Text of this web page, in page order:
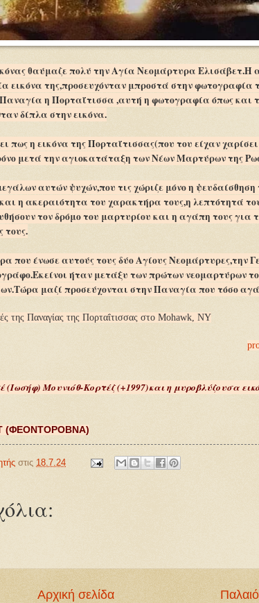
θαύμαζε πολύ την Αγία Νεομάρτυρα Ελισάβετ.Η
εικόνα της,προσευχόνταν μπροστά στην φωτογραφία
η Πορταΐτισσα ,αυτή η φωτογραφία όπως και
δίπλα στην εικόνα.
πως η εικόνα της Πορταΐτισσας(που του είχαν
μετά την αγιοκατάταξη των Νέων Μαρτύρων της
αυτών ψυχών,που τις χώριζε μόνο η ψευδαίσθηση
η ακεραιότητα του χαρακτήρα τους,η λεπτότητά
τον δρόμο του μαρτυρίου και η αγάπη τους για
τους.
ένωσε αυτούς τους δύο Αγίους Νεομάρτυρες,την
ήταν μετάξυ των πρώτων νεομαρτύρων
μαζί προσεύχονται στην Παναγία που τόσο
της Παναγίας της Πορταΐτισσας στο Mohawk, NY
Μουνιόθ-Κορτέζ (+1997)και η μυροβλύζουσα
(ΦΕΟΝΤΟΡΟΒΝΑ)
στις 18.7.24
Αρχική σελίδα